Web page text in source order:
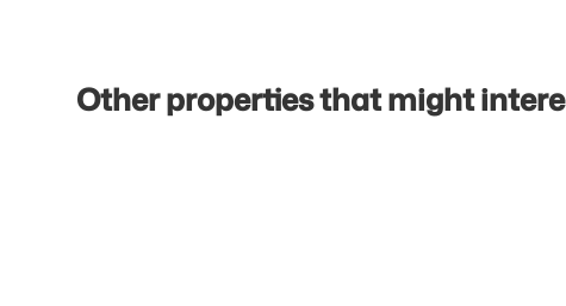
Other properties that might